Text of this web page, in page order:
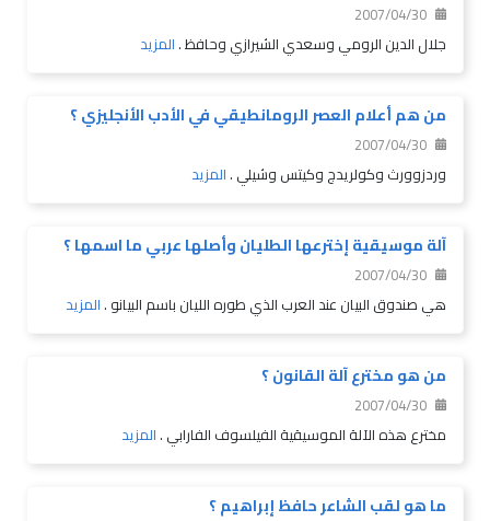
2007/04/30
جلال الدين الرومي وسعدي الشيرازي وحافظ .المزيد
من هم أعلام العصر الرومانطيقي في الأدب الأنجليزي ؟
2007/04/30
وردزوورث وكولريدج وكيتس وشيلي .المزيد
آلة موسيقية إخترعها الطليان وأصلها عربي ما اسمها ؟
2007/04/30
هي صندوق البيان عند العرب الذي طوره الليان باسم البيانو .المزيد
من هو مخترع آلة القانون ؟
2007/04/30
مخترع هذه الآلة الموسيقية الفيلسوف الفارابي .المزيد
ما هو لقب الشاعر حافظ إبراهيم ؟